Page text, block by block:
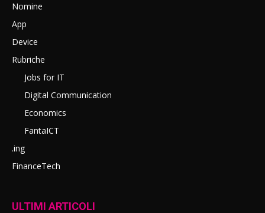
Nomine
App
Device
Rubriche
Jobs for IT
Digital Communication
Economics
FantaICT
.ing
FinanceTech
ULTIMI ARTICOLI